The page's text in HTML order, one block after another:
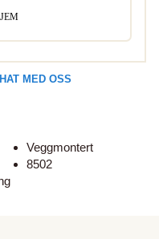
MED OSS
Veggmontert
8502